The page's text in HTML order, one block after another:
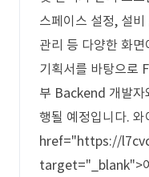
스페이스 설정, 설
관리 등 다양한 화
기획서를 바탕으로
부 Backend 개발자
행될 예정입니다.
href="https://
target="_blank">